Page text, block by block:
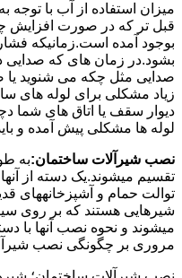
میزان استفاده از آب با
قبل تر که در صورت افزایش
بوجود آمده است.زمانیکه
بشود.در زمان های که
صدایی مثل چکه می شنوید یا
زیاد مشکلی برای لوله های
دیوار سقف یا اتاق های شما
لوله ها مشکلی پیش آمده و
نصب شیرآلات ساختمان:به
تقسیم میشوند.یک دسته از
توالت حمام و آشپزخانههای
شیرهایی هستند که بر روی
میشوند و نحوه نصب آنها با
مروری بر چگونگی نصب